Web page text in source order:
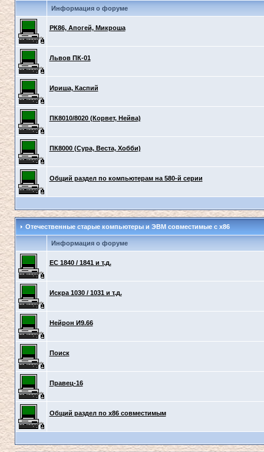
Информация о форуме
РК86, Апогей, Микроша
Львов ПК-01
Ириша, Каспий
ПК8010/8020 (Корвет, Нейва)
ПК8000 (Сура, Веста, Хобби)
Общий раздел по компьютерам на 580-й серии
Отечественные старые компьютеры и ЭВМ совместимые с x86
Информация о форуме
ЕС 1840 / 1841 и т.д.
Искра 1030 / 1031 и т.д.
Нейрон И9.66
Поиск
Правец-16
Общий раздел по x86 совместимым